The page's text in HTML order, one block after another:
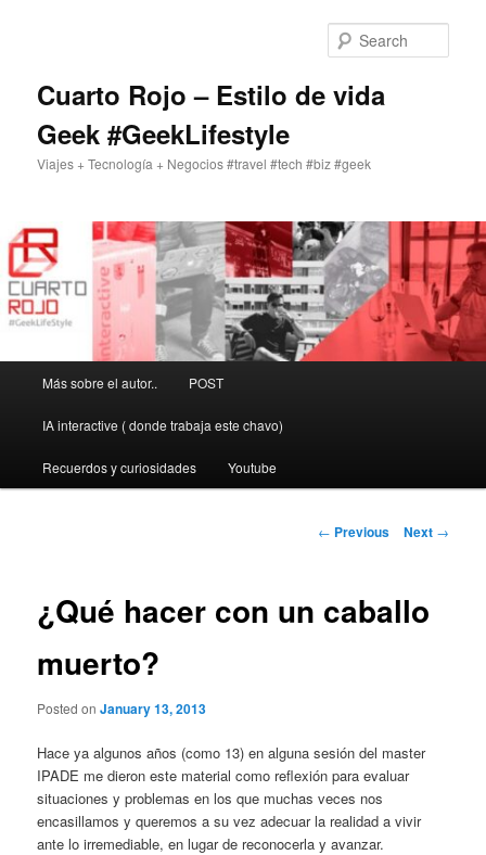
Cuarto Rojo – Estilo de vida
Geek #GeekLifestyle
Viajes + Tecnología + Negocios #travel #tech #biz #geek
Más sobre el autor.. POST
IA interactive ( donde trabaja este chavo)
Recuerdos y curiosidades Youtube
Post
← Previous Next →
¿Qué hacer con un caballo
muerto?
Posted onJanuary 13, 2013
Hace ya algunos años (como 13) en alguna sesión del master
IPADE me dieron este material como reflexión para evaluar
situaciones y problemas en los que muchas veces nos
encasillamos y queremos a su vez adecuar la realidad a vivir
ante lo irremediable, en lugar de reconocerla y avanzar.